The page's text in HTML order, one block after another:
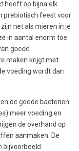
heeft op bijna elk
prebiotisch feest voor
net als mieren in je
in aantal enorm toe.
goede
maken krijgt met
voeding wordt dan
de goede bacteriën
meer voeding en
de overhand op
aanmaken. De
bijvoorbeeld